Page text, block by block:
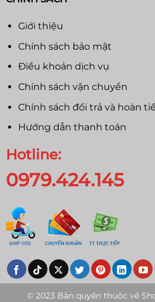
Giới thiệu
Chính sách bảo mật
Điều khoản dịch vụ
Chính sách vận chuyển
Chính sách đổi trả và hoàn
Hướng dẫn thanh toán
Hotline:
0979.424.145
© 2023 Bản quyền thuộc về